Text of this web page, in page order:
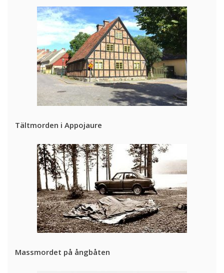
Tältmorden i Appojaure
Massmordet på ångbåten